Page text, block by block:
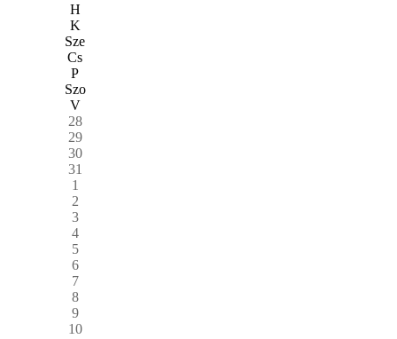
H
K
Sze
Cs
P
Szo
V
28
29
30
31
1
2
3
4
5
6
7
8
9
10